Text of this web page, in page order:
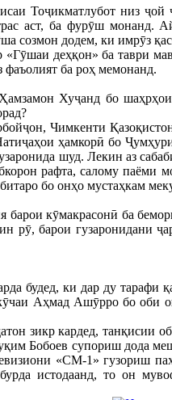
Тоҷикматлубот низ ҷой
аст, ба фурӯш монанд.
созмон додем, ки имрӯз
деҳқон» ба таври
фаъолият ба роҳ мемонанд.
Хуҷанд бо
Чимкенти
ҳамкорӣ бо
шуд. Лекин аз
рафта, салому паёми
бо онҳо мустаҳкам
барои кӯмакрасонӣ ба
рӯ, барои гузаронидани
будед, ки дар ду тарафи
Аҳмад Ашӯрро бо оби
зикр кардед, танқисии
Бобоев супориш дода
«СМ-1» гузориш
истодаанд, то он